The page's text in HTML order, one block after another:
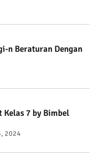
n Beraturan Dengan
Kelas 7 by Bimbel
2024